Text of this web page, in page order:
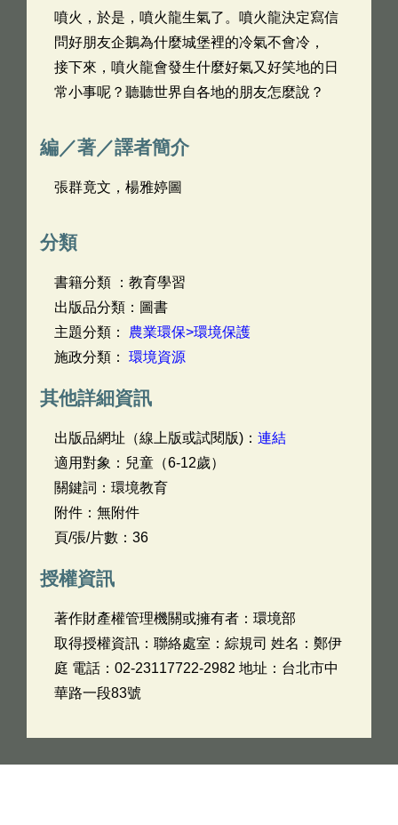
噴火，於是，噴火龍生氣了。噴火龍決定寫信
問好朋友企鵝為什麼城堡裡的冷氣不會冷，
接下來，噴火龍會發生什麼好氣又好笑地的日
常小事呢？聽聽世界自各地的朋友怎麼說？
編／著／譯者簡介
張群竟文，楊雅婷圖
分類
書籍分類 ：教育學習
出版品分類：圖書
主題分類： 農業環保>環境保護
施政分類： 環境資源
其他詳細資訊
出版品網址（線上版或試閱版)： 連結
適用對象：兒童（6-12歲）
關鍵詞：環境教育
附件：無附件
頁/張/片數：36
授權資訊
著作財產權管理機關或擁有者：環境部
取得授權資訊：聯絡處室：綜規司 姓名：鄭伊
庭 電話：02-23117722-2982 地址：台北市中
華路一段83號